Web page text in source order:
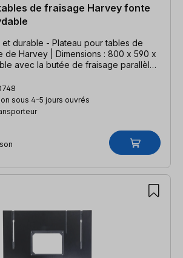
de fraisage Harvey fonte
et durable - Plateau pour tables de
de Harvey | Dimensions : 800 x 590 x
avec la butée de fraisage parallèle
sous 4-5 jours ouvrés